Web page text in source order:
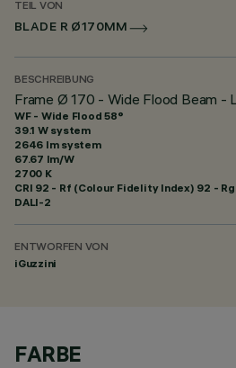
TEIL VON
BLADE R Ø170MM
BESCHREIBUNG
Frame Ø 170 - Wide Flood Beam -
WF - Wide Flood 58°
39.1 W system
2646 lm system
67.67 lm/W
2700 K
CRI 92 - Rf (Colour Fidelity Index) 92 - Rg
DALI-2
ENTWORFEN VON
iGuzzini
FARBE